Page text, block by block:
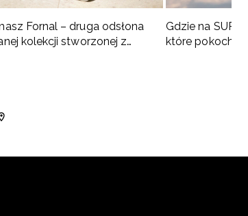
Fornal – druga odsłona
kolekcji stworzonej z
Gdzie na SUP
które